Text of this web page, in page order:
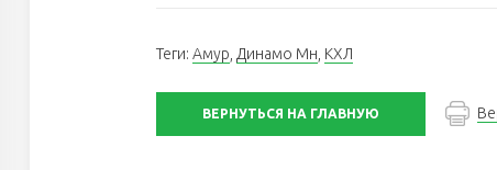
Теги: Амур, Динамо Мн, КХЛ
ВЕРНУТЬСЯ НА ГЛАВНУЮ